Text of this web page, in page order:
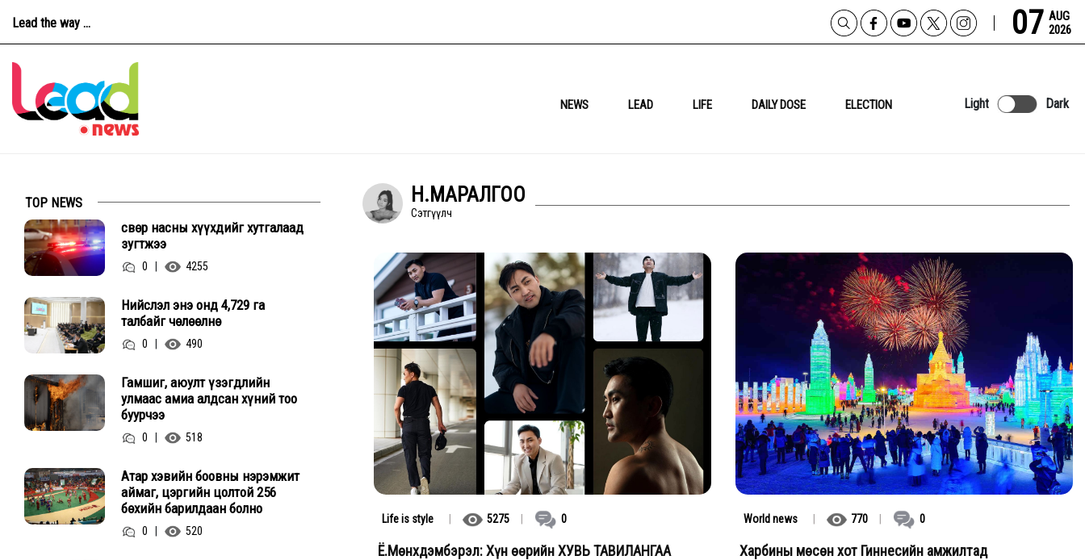
Lead the way ... 07 2026
AUG
NEWS LEAD LIFE DAILY DOSE ELECTION Light Dark
TOP NEWS
Өсвөр насны хүүхдийг хутгалаад
зугтжээ
0 4255
Нийслэл энэ онд 4,729 га
талбайг чөлөөлнө
0 490
Гамшиг, аюулт үзэгдлийн
улмаас амиа алдсан хүний тоо
буурчээ
0 518
Атар хэвийн боовны нэрэмжит
аймаг, цэргийн цолтой 256
бөхийн барилдаан болно
0 520
Н.МАРАЛГОО
Сэтгүүлч
Life is style 5275 0
Ё.Мөнхдэмбэрэл: Хүн өөрийн ХУВЬ ТАВИЛАНГАА
World news 770 0
Харбины мөсөн хот Гиннесийн амжилтад